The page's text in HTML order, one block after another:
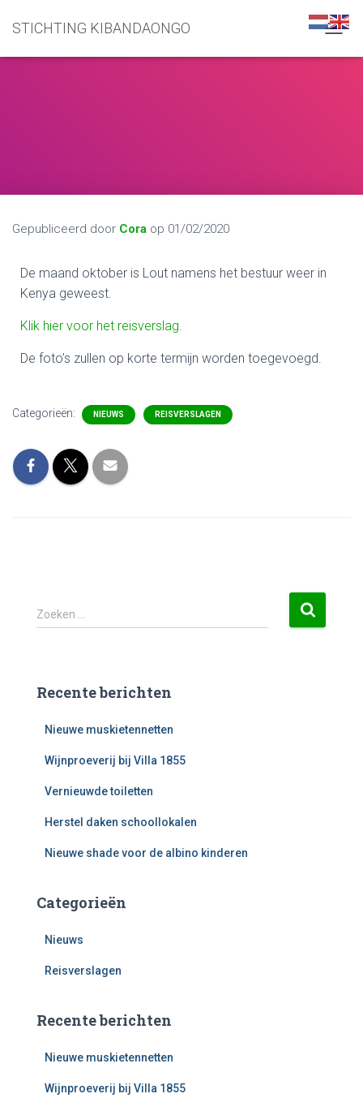
STICHTING KIBANDAONGO
A
I
Gepubliceerd door Cora op 01/02/2020
De maand oktober is Lout namens het bestuur weer in
Kenya geweest.
Klik hier voor het reisverslag.
De foto’s zullen op korte termijn worden toegevoegd.
Categorieën: NIEUWS REISVERSLAGEN
Zoeken …
Recente berichten
Nieuwe muskietennetten
Wijnproeverij bij Villa 1855
Vernieuwde toiletten
Herstel daken schoollokalen
Nieuwe shade voor de albino kinderen
Categorieën
Nieuws
Reisverslagen
Recente berichten
Nieuwe muskietennetten
Wijnproeverij bij Villa 1855